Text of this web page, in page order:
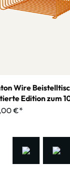
Wire
Edition zum
Jubiläum
€*